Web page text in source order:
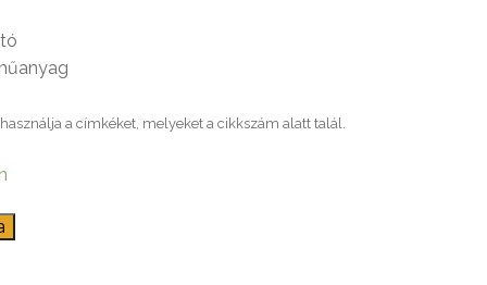
a címkéket, melyeket a cikkszám alatt talál.